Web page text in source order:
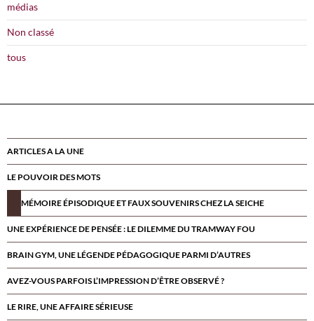
médias
Non classé
tous
ARTICLES A LA UNE
LE POUVOIR DES MOTS
MÉMOIRE ÉPISODIQUE ET FAUX SOUVENIRS CHEZ LA SEICHE
UNE EXPÉRIENCE DE PENSÉE : LE DILEMME DU TRAMWAY FOU
BRAIN GYM, UNE LÉGENDE PÉDAGOGIQUE PARMI D’AUTRES
AVEZ-VOUS PARFOIS L’IMPRESSION D’ÊTRE OBSERVÉ ?
LE RIRE, UNE AFFAIRE SÉRIEUSE